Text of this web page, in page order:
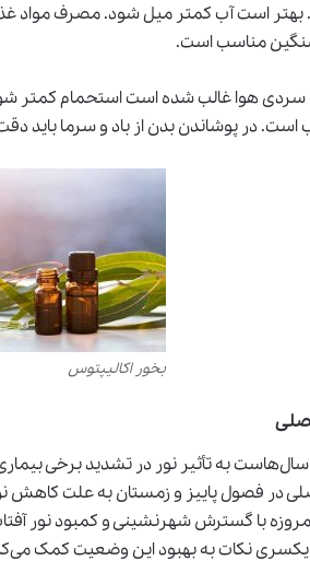
است آب کمتر میل شود. مصرف مواد
مناسب است.
سردی هوا غالب شده استاستحمام کمتر
است. در پوشاندن بدن از باد و سرما باید
بخور اکالیپتوس
به تأثیر نور در تشدید برخی
در فصول پاییز و زمستان به علت کاهش
با گسترش شهرنشینی و کمبود نور